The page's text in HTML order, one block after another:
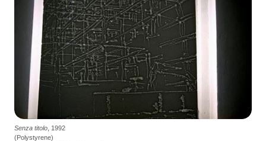
Senza titolo , 1992
(Polystyrene)